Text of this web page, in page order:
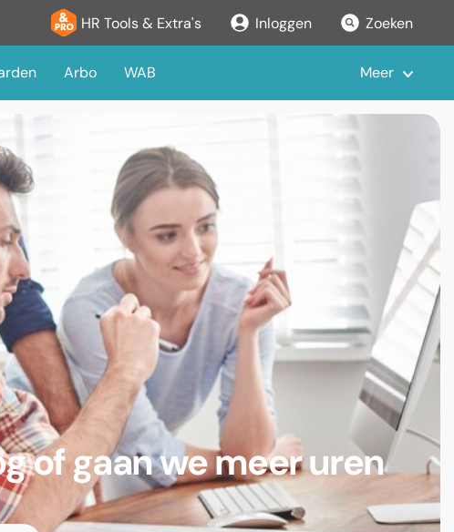
HR Tools & Extra's Inloggen Zoeken
Arbo WAB Meer
of gaan we meer uren